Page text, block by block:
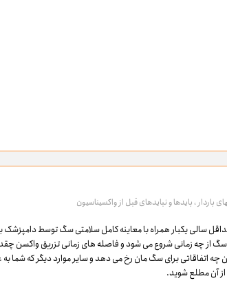
باردار، بایدها و نبایدهای قبل از واکسیناسیون
سالی یکبار همراه با معاینه کامل سلامتی سگ توسط دامپزشک
از چه زمانی شروع می شود و فاصله های زمانی تزریق واکسن
چه اتفاقاتی برای سگ مان رخ می دهد و سایر موارد دیگر که شما به
آن مطلع شوید.